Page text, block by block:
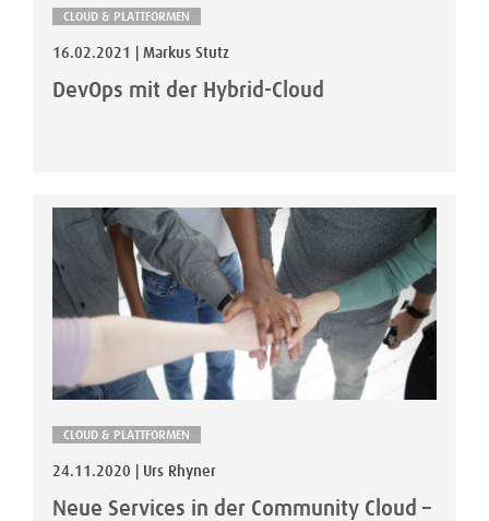
CLOUD & PLATTFORMEN
16.02.2021 | Markus Stutz
DevOps mit der Hybrid-Cloud
CLOUD & PLATTFORMEN
24.11.2020 | Urs Rhyner
Neue Services in der Community Cloud –